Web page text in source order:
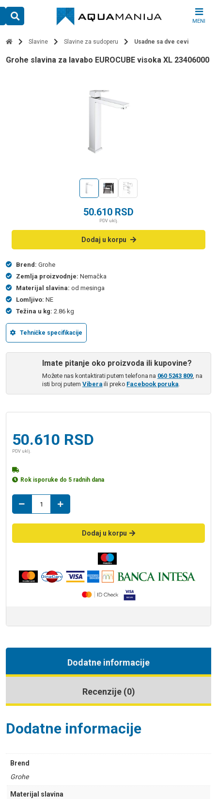
content
MENI
Slavine Slavine za sudoperu Usadne sa dve cevi
Grohe slavina za lavabo EUROCUBE visoka XL 23406000
50.610 RSD
PDV uklj.
Dodaj u korpu
Brend: Grohe
Zemlja proizvodnje: Nemačka
Materijal slavina: od mesinga
Lomljivo: NE
Težina u kg: 2.86 kg
Tehničke specifikacije
Imate pitanje oko proizvoda ili kupovine?
Možete nas kontaktirati putem telefona na 060 5243 809, na
isti broj putem Vibera ili preko Facebook poruka.
50.610 RSD
PDV uklj.
Rok isporuke do 5 radnih dana
slavina
za
EUROCUBE
23406000
Dodaj u korpu
Dodatne informacije
Recenzije (0)
Dodatne informacije
Brend
Grohe
Materijal slavina